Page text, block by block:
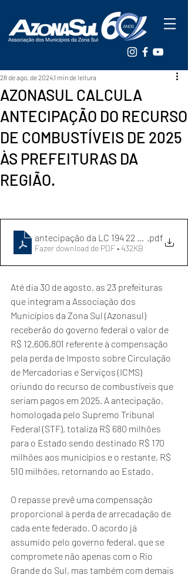
AZONASUL CALCULA
ANTECIPAÇÃO DO RECURSO
DE COMBUSTÍVEIS DE 2025
ÀS PREFEITURAS DA
REGIÃO.
28 de ago. de 20241 min de leitura
.pdf
Fazer download de PDF • 432KB
Até dia 30 de agosto, as 23 prefeituras
que integram a Associação dos
Municípios da Zona Sul (Azonasul)
receberão do governo federal o valor de
R$ 12.606.801 referente à compensação
pela perda de Imposto sobre Circulação
de Mercadorias e Serviços (ICMS)
oriundo do recurso de combustíveis que
seriam pagos em 2025. A antecipação,
homologada pelo Supremo Tribunal
Federal (STF), totaliza R$ 680 milhões
para o Estado sendo destinado R$ 170
milhões aos municípios e o restante, R$
510 milhões, retornando ao Estado.
O repasse prevê uma compensação
proporcional à perda de arrecadação de
cada ente federado. O acordo já
assumido pelo governo federal, que se
compromete não apenas com o Rio
Grande do Sul, mas também com demais